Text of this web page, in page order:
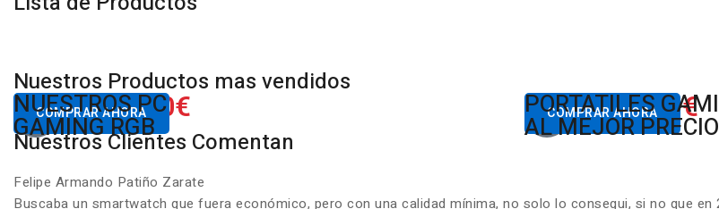
Nuestros Productos mas vendidos
Desde650.00€
COMPRAR AHORA
NUESTROS PC
GAMING RGB
Desde822.00€
COMPRAR AHORA
PORTATILES
AL MEJOR PRECIO
Nuestros Clientes Comentan
Felipe Armando Patiño Zarate
Buscaba un smartwatch que fuera económico, pero con una calidad mínima, no solo lo consegui, si no que